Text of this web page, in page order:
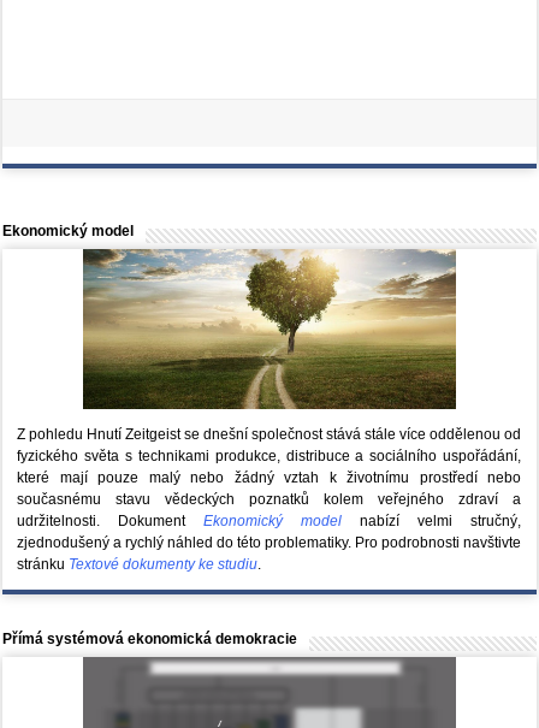
Ekonomický model
Z pohledu Hnutí Zeitgeist se dnešní společnost stává stále více oddělenou od
fyzického světa s technikami produkce, distribuce a sociálního uspořádání,
které mají pouze malý nebo žádný vztah k životnímu prostředí nebo
současnému stavu vědeckých poznatků kolem veřejného zdraví a
udržitelnosti. DokumentEkonomický model nabízí velmi stručný,
zjednodušený a rychlý náhled do této problematiky. Pro podrobnosti navštivte
stránku Textové dokumenty ke studiu.
Přímá systémová ekonomická demokracie